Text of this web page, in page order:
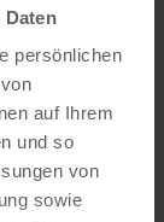
persönlichen
auf Ihrem
und so
von
sowie